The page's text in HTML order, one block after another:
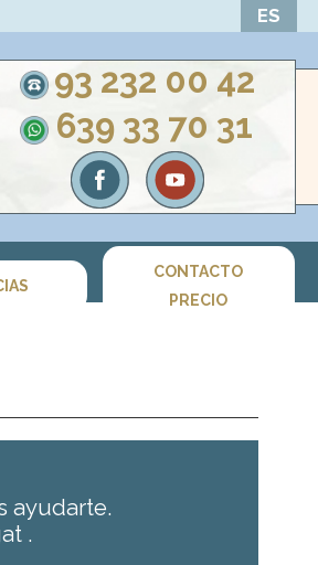
ES
93 232 00 42
639 33 70 31
CONTACTO
PRECIO
ayudarte.
.